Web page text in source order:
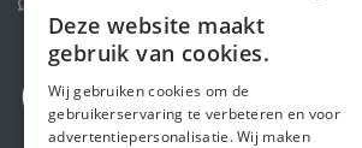
ENGLISH
Deze website maakt
gebruik van cookies.
Wij gebruiken cookies om de
gebruikerservaring te verbeteren en voor
advertentiepersonalisatie. Wij maken